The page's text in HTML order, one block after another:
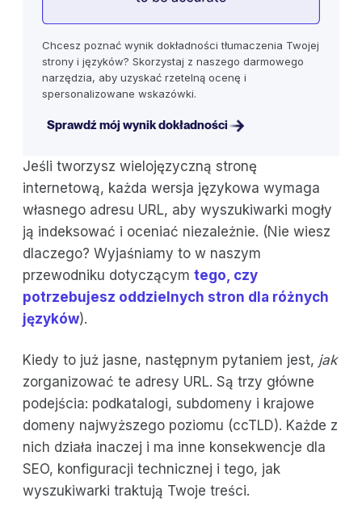
Jeśli tworzysz wielojęzyczną stronę
internetową, każda wersja językowa wymaga
własnego adresu URL, aby wyszukiwarki mogły
ją indeksować i oceniać niezależnie. (Nie wiesz
dlaczego? Wyjaśniamy to w naszym
przewodniku dotyczącym tego, czy
potrzebujesz oddzielnych stron dla różnych
języków).
Kiedy to już jasne, następnym pytaniem jest, jak
zorganizować te adresy URL. Są trzy główne
podejścia: podkatalogi, subdomeny i krajowe
domeny najwyższego poziomu (ccTLD). Każde z
nich działa inaczej i ma inne konsekwencje dla
SEO, konfiguracji technicznej i tego, jak
wyszukiwarki traktują Twoje treści.
Chcesz poznać wynik dokładności tłumaczenia Twojej
strony i języków? Skorzystaj z naszego darmowego
narzędzia, aby uzyskać rzetelną ocenę i
spersonalizowane wskazówki.
Sprawdź mój wynik dokładności